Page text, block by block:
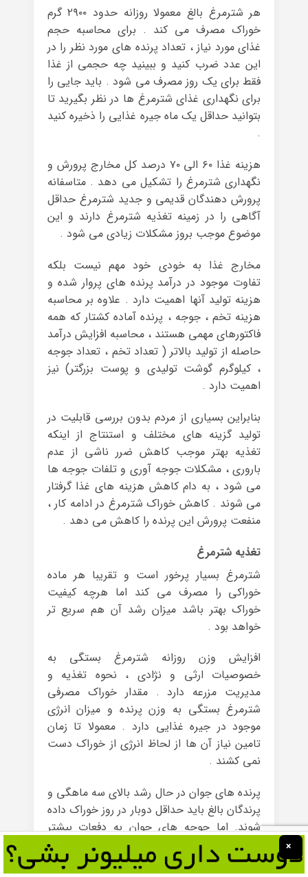
هر شترمرغ بالغ معمولا روزانه حدود ۲۹۰۰ گرم
خوراک مصرف می کند . برای محاسبه حجم
غذای مورد نیاز ، تعداد پرنده های مورد نظر را در
این عدد ضرب کنید و ببینید چه حجمی از غذا
فقط برای یک روز مصرف می شود . باید جایی را
برای نگهداری غذای شترمرغ ها در نظر بگیرید تا
بتوانید حداقل یک ماه جیره غذایی را ذخیره کنید
.
هزینه غذا ۶۰ الی ۷۰ درصد کل مخارج پرورش و
نگهداری شترمرغ را تشکیل می دهد . متاسفانه
پرورش دهندگان قدیمی و جدید شترمرغ حداقل
آگاهی را در زمینه تغذیه شترمرغ دارند و این
موضوع موجب بروز مشکلات زیادی می شود .
مخارج غذا به خودی خود مهم نیست بلکه
تفاوت موجود در درآمد پرنده های پروار شده و
هزینه تولید آنها اهمیت دارد . علاوه بر محاسبه
هزینه تخم ، جوجه ، پرنده آماده کشتار که همه
فاکتورهای مهمی هستند ، محاسبه افزایش درآمد
حاصله از تولید بالاتر ( تعداد تخم ، تعداد جوجه
، کیلوگرم گوشت تولیدی و پوست بزرگتر) نیز
اهمیت دارد .
بنابراین بسیاری از مردم بدون بررسی قابلیت در
تولید گزینه های مختلف و استنتاج از اینکه
تغذیه بهتر موجب کاهش ضرر ناشی از عدم
باروری ، مشکلات جوجه آوری و تلفات جوجه ها
می شود ، به دام کاهش هزینه های غذا گرفتار
می شوند . کاهش خوراک شترمرغ در ادامه کار ،
منفعت پرورش این پرنده را کاهش می دهد .
تغذیه شترمرغ
شترمرغ بسیار پرخور است و تقریبا هر ماده
خوراکی را مصرف می کند اما هرچه کیفیت
خوراک بهتر باشد میزان رشد آن هم سریع تر
خواهد بود .
افزایش وزن روزانه شترمرغ بستگی به
خصوصیات ارثی و نژادی ، نحوه تغذیه و
مدیریت مزرعه دارد . مقدار خوراک مصرفی
شترمرغ بستگی به وزن پرنده و میزان انرژی
موجود در جیره غذایی دارد . معمولا تا زمان
تامین نیاز آن ها از لحاظ انرژی از خوراک دست
نمی کشند .
پرنده های جوان در حال رشد بالای سه ماهگی و
پرندگان بالغ باید حداقل دوبار در روز خوراک داده
شوند. اما جوجه های جوان به دفعات بیشتر
خوراک دهی نیاز دارند .
×